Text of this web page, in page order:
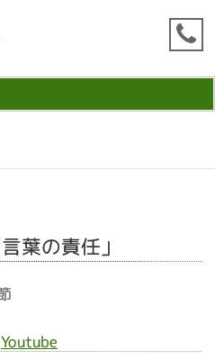
葉の責任」
Youtube